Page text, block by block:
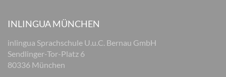
INLINGUA MÜNCHEN
inlingua Sprachschule U.u.C. Bernau GmbH
Sendlinger-Tor-Platz 6
80336 München